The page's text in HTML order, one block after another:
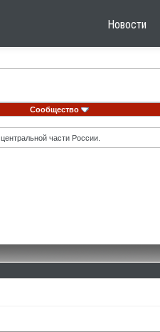
Новости
Сообщество
части России.